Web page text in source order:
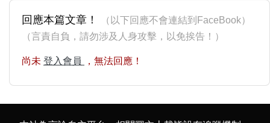
回應本篇文章！
（以下回應不會連結到FaceBook）
（言責自負，請勿涉及人身攻擊，以免挨告！）
尚未 登入會員 ，無法回應！